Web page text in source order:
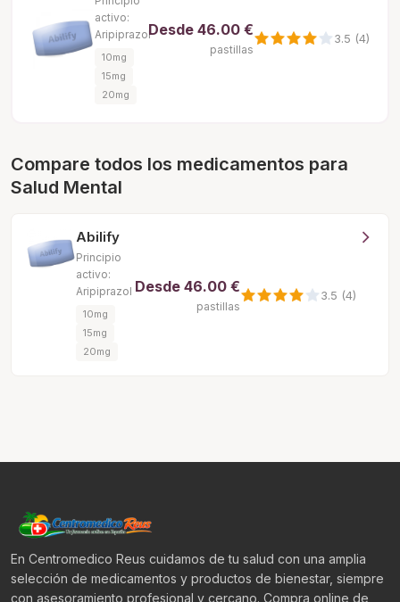
activo:
Aripiprazol
10mg
15mg
20mg
Desde 46.00 €
pastillas
3.5 (4)
Compare todos los medicamentos para
Salud Mental
Abilify
Principio
activo:
Aripiprazol
10mg
15mg
20mg
Desde 46.00 €
pastillas
3.5 (4)
En Centromedico Reus cuidamos de tu salud con una amplia
selección de medicamentos y productos de bienestar, siempre
con asesoramiento profesional y cercano. Compra online de